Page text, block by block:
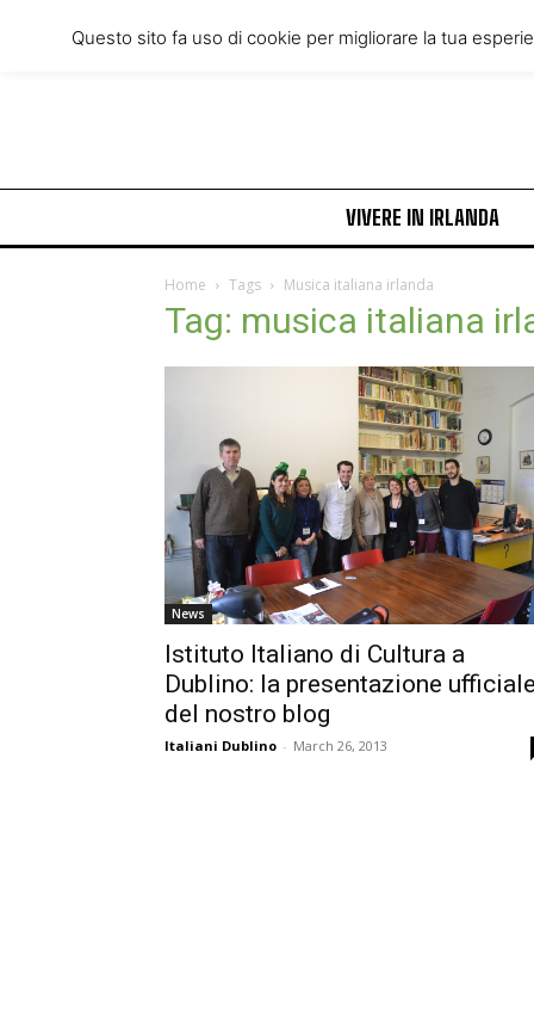
Wednesday, August 5, 2026
VIVERE IN IRLANDA
Home Tags Musica italiana irlanda
Tag: musica italiana
News
Istituto Italiano di Cultura a
Dublino: la presentazione ufficiale
del nostro blog
Italiani Dublino - March 26, 2013
Questo sito fa uso di cookie per migliorare la tua